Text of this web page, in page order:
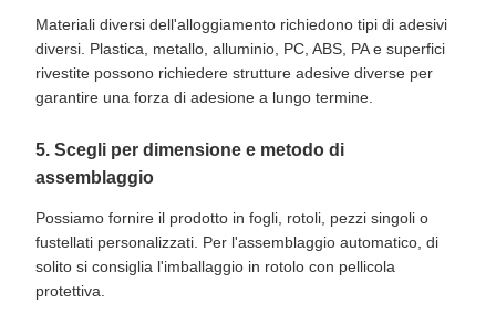
Materiali diversi dell'alloggiamento richiedono tipi di adesivi
diversi. Plastica, metallo, alluminio, PC, ABS, PA e superfici
rivestite possono richiedere strutture adesive diverse per
garantire una forza di adesione a lungo termine.
5. Scegli per dimensione e metodo di
assemblaggio
Possiamo fornire il prodotto in fogli, rotoli, pezzi singoli o
fustellati personalizzati. Per l'assemblaggio automatico, di
solito si consiglia l'imballaggio in rotolo con pellicola
protettiva.